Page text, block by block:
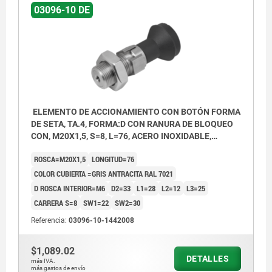
03096-10 DE
ELEMENTO DE ACCIONAMIENTO CON BOTÓN FORMA
DE SETA, TA.4, FORMA:D CON RANURA DE BLOQUEO
CON, M20X1,5, S=8, L=76, ACERO INOXIDABLE,
CUBIERTA:GRIS ATR. RAL7021
ROSCA=M20X1,5 LONGITUD=76
COLOR CUBIERTA =GRIS ANTRACITA RAL 7021
D ROSCA INTERIOR=M6 D2=33 L1=28 L2=12 L3=25
CARRERA S=8 SW1=22 SW2=30
Referencia: 03096-10-1442008
$1,089.02
más IVA.
más gastos de envío
DETALLES